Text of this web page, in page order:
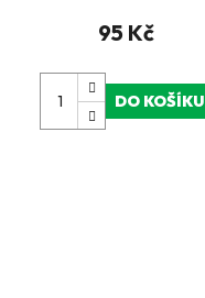
95 Kč
DO KOŠÍKU